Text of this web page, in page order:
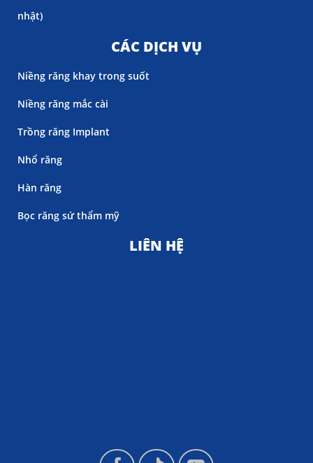
nhật)
CÁC DỊCH VỤ
Niềng răng khay trong suốt
Niềng răng mắc cài
Trồng răng Implant
Nhổ răng
Hàn răng
Bọc răng sứ thẩm mỹ
LIÊN HỆ